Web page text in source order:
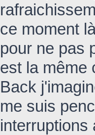
ce moment
pour ne pas
est la même
Back
me suis
interruptions